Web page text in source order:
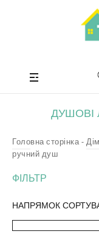
ДУШОВІ
Головна сторінка Дім
ручний душ
ФІЛЬТР
НАПРЯМОК